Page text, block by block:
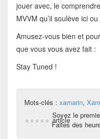
jouer avec, le
MVVM qu’il soulève ici
Amusez-vous bien et
que vous vous avez fait :
Stay Tuned !
Mots-clés : xamarin,
Soyez le
article
Faites des